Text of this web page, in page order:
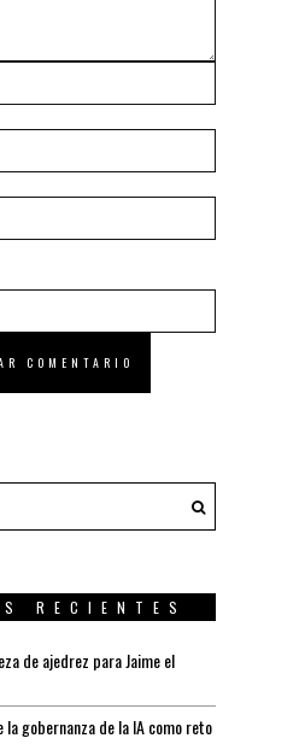
RECIENTES
de ajedrez para Jaime el
gobernanza de la IA como reto